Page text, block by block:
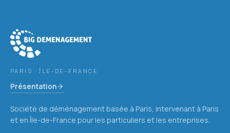
PARIS · ÎLE-DE-FRANCE
Présentation
Société de déménagement basée à Paris, intervenant à Paris
et en Île-de-France pour les particuliers et les entreprises.